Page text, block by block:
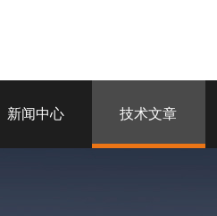
新闻中心 技术文章